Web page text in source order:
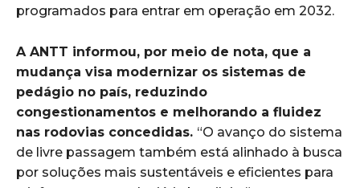
programados para entrar em operação em 2032.
A ANTT informou, por meio de nota, que a
mudança visa modernizar os sistemas de
pedágio no país, reduzindo
congestionamentos e melhorando a fluidez
nas rodovias concedidas. “O avanço do sistema
de livre passagem também está alinhado à busca
por soluções mais sustentáveis e eficientes para